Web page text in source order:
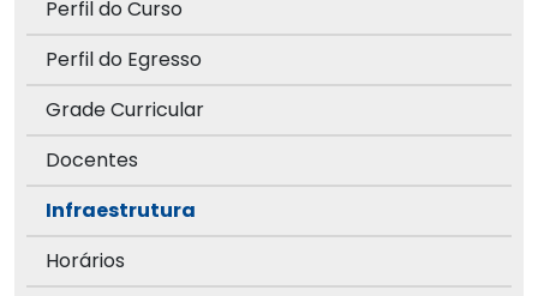
Perfil do Curso
Perfil do Egresso
Grade Curricular
Docentes
Infraestrutura
Horários